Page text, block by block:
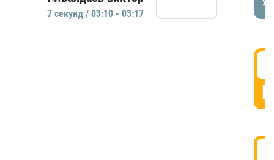
7 секунд / 03:10 - 03:17